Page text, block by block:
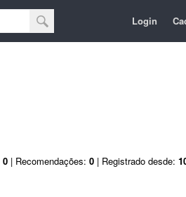
Login
0 | Recomendações: 0 | Registrado desde: